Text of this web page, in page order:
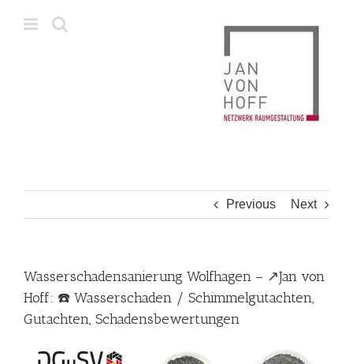
Previous Next
Wasserschadensanierung Wolfhagen – ↗️Jan von
Hoff: ☎️ Wasserschaden / Schimmelgutachten,
Gutachten, Schadensbewertungen